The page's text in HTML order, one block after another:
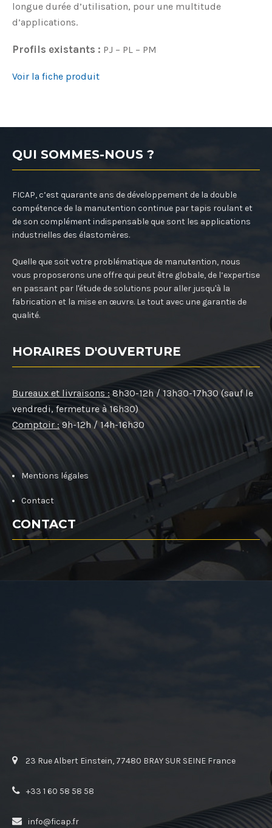
longue durée d’utilisation, pour une multitude
d’applications.
Profils existants : PJ – PL – PM
Voir la fiche produit
QUI SOMMES-NOUS ?
FICAP, c’est quarante ans de développement de la double
compétence de la manutention continue par tapis roulant et
de son complément indispensable que sont les applications
industrielles des élastomères.
Quelle que soit votre problématique de manutention, nous
vous proposerons une offre qui peut être globale, de l’expertise
en passant par l'étude de solutions pour aller jusqu'à la
fabrication et la mise en œuvre. Le tout avec une garantie de
qualité.
HORAIRES D'OUVERTURE
Bureaux et livraisons : 8h30-12h / 13h30-17h30 (sauf le
vendredi, fermeture à 16h30)
Comptoir : 9h-12h / 14h-16h30
Mentions légales
Contact
CONTACT
23 Rue Albert Einstein, 77480 BRAY SUR SEINE France
+33 1 60 58 58 58
info@ficap.fr